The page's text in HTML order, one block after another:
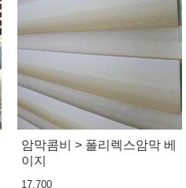
암막콤비 > 폴리렉스암막 베
이지
17,700